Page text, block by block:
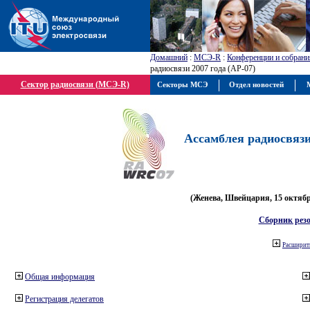
Домашний : МСЭ-R : Конференции и
радиосвязи 2007 года (АР-07)
Сектор радиосвязи (МСЭ-R)
Ассамблея
(Женева, Швейцария, 15
Сборник
Общая информация
Регистрация делегатов
Секторы МСЭ Отдел новостей